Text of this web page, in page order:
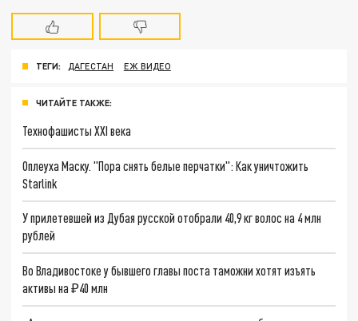
ТЕГИ: ДАГЕСТАН ЕЖ ВИДЕО
ЧИТАЙТЕ ТАКЖЕ:
Технофашисты XXI века
Оплеуха Маску. "Пора снять белые перчатки": Как уничтожить
Starlink
У прилетевшей из Дубая русской отобрали 40,9 кг волос на 4 млн
рублей
Во Владивостоке у бывшего главы поста таможни хотят изъять
активы на ₽40 млн